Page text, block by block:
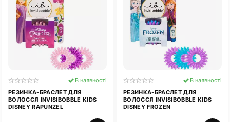
РЕЗИНКА-БРАСЛЕТ ДЛЯ
ВОЛОССЯ INVISIBOBBLE KIDS
DISNEY RAPUNZEL
В наявності
РЕЗИНКА-БРАСЛЕТ ДЛЯ
ВОЛОССЯ INVISIBOBBLE KIDS
DISNEY FROZEN
В наявності